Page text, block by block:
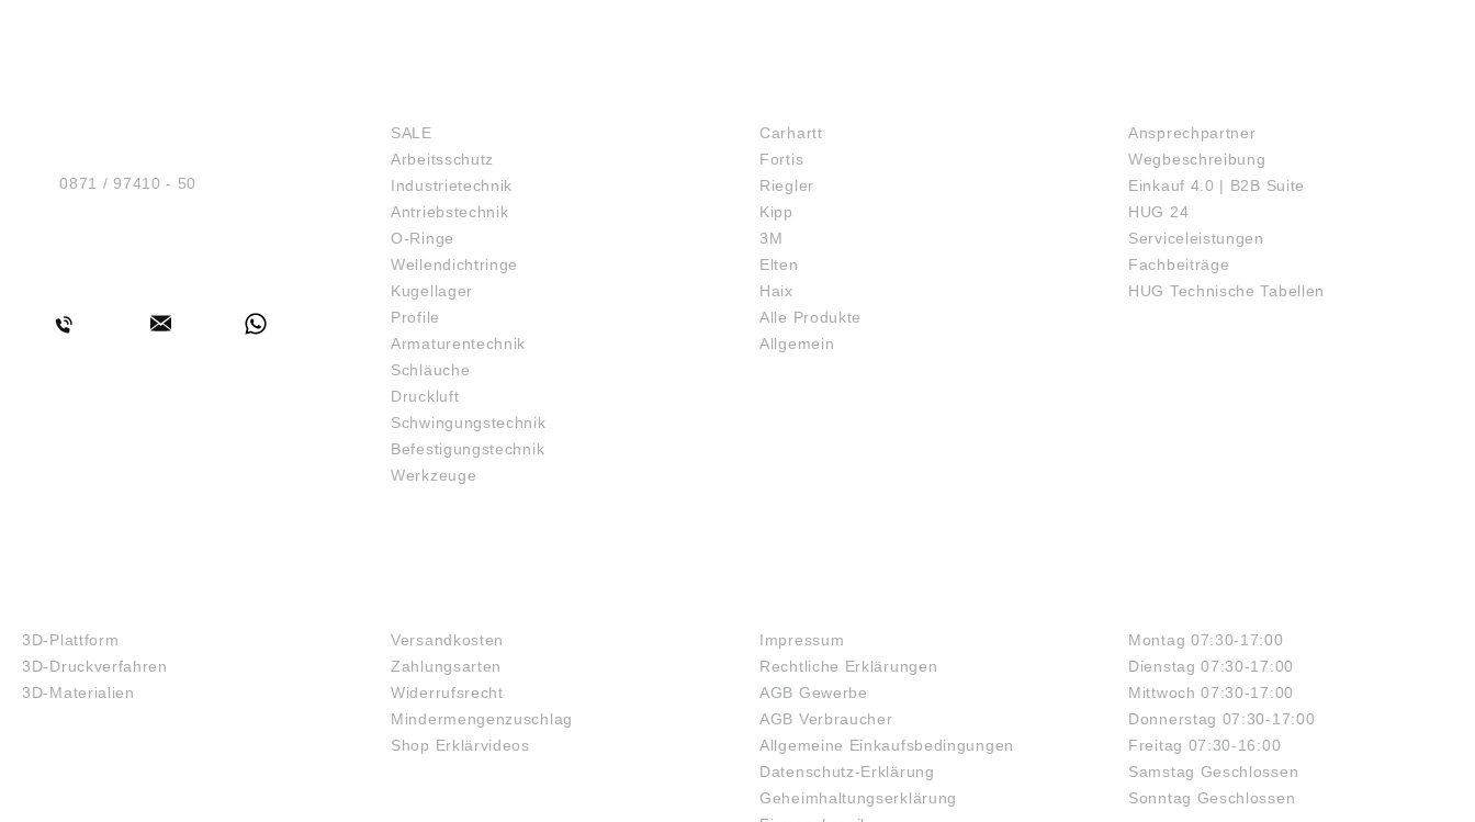
Tel.:0871 / 97410 - 50
SALE
Arbeitsschutz
Industrietechnik
Antriebstechnik
O-Ringe
Wellendichtringe
Kugellager
Profile
Armaturentechnik
Schläuche
Druckluft
Schwingungstechnik
Befestigungstechnik
Werkzeuge
Carhartt
Fortis
Riegler
Kipp
3M
Elten
Haix
Alle Produkte
Allgemein
Ansprechpartner
Wegbeschreibung
Einkauf 4.0 | B2B Suite
HUG 24
Serviceleistungen
Fachbeiträge
HUG Technische Tabellen
3D-Plattform
3D-Druckverfahren
3D-Materialien
Versandkosten
Zahlungsarten
Widerrufsrecht
Mindermengenzuschlag
Shop Erklärvideos
Impressum
Rechtliche Erklärungen
AGB Gewerbe
AGB Verbraucher
Allgemeine Einkaufsbedingungen
Datenschutz-Erklärung
Geheimhaltungserklärung
Montag 07:30-17:00
Dienstag 07:30-17:00
Mittwoch 07:30-17:00
Donnerstag 07:30-17:00
Freitag 07:30-16:00
Samstag Geschlossen
Sonntag Geschlossen